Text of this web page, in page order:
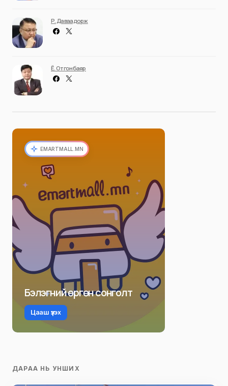
Р. Даваадорж
Ё. Отгонбаяр
EMARTMALL.MN
Бэлэгний өргөн сонголт
Цааш үзэх
ДАРАА НЬ УНШИХ